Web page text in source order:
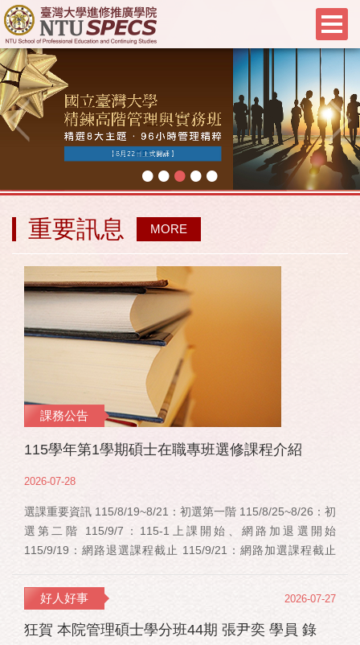
•••••
重要訊息 MORE
課務公告
115學年第1學期碩士在職專班選修課程介紹
2026-07-28
選課重要資訊 115/8/19~8/21：初選第一階 115/8/25~8/26：初
選第二階 115/9/7：115-1上課開始、網路加退選開始
115/9/19：網路退選課程截止 115/9/21：網路加選課程截止
【賽明成老師】 相關連結：週一：大局勢：美...
好人好事
狂賀 本院管理碩士學分班44期 張尹奕 學員 錄
2026-07-27